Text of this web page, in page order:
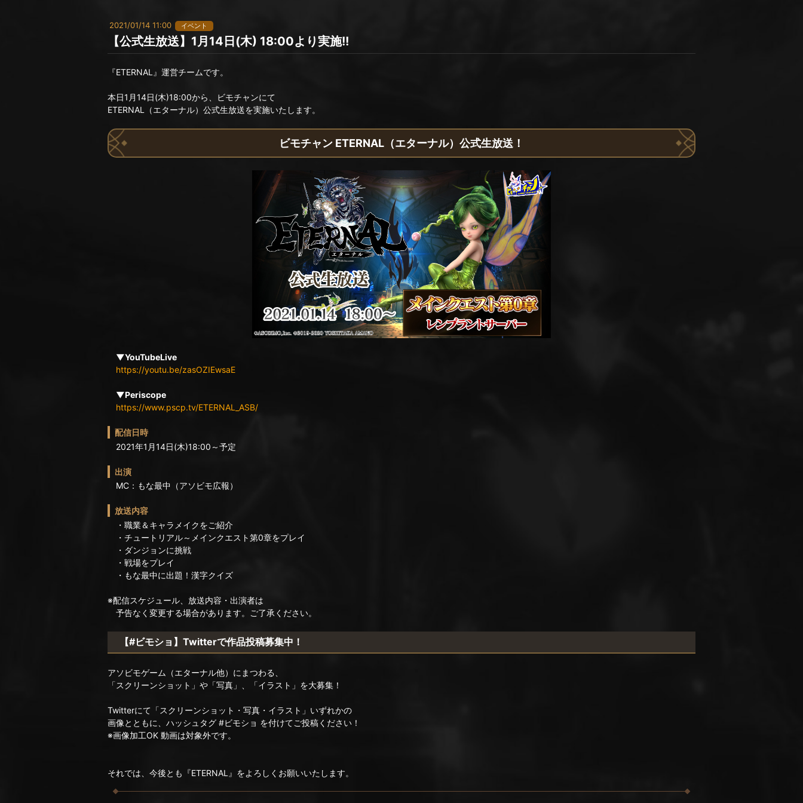
2021/01/14 11:00 イベント
【公式生放送】1月14日(木) 18:00より実施!!
『ETERNAL』運営チームです。
本日1月14日(木)18:00から、ビモチャンにて
ETERNAL（エターナル）公式生放送を実施いたします。
ビモチャン ETERNAL（エターナル）公式生放送！
▼YouTubeLive
https://youtu.be/zasOZIEwsaE
▼Periscope
https://www.pscp.tv/ETERNAL_ASB/
配信日時
2021年1月14日(木)18:00～予定
出演
MC：もな最中（アソビモ広報）
放送内容
・職業＆キャラメイクをご紹介
・チュートリアル～メインクエスト第0章をプレイ
・ダンジョンに挑戦
・戦場をプレイ
・もな最中に出題！漢字クイズ
※配信スケジュール、放送内容・出演者は
予告なく変更する場合があります。ご了承ください。
【#ビモショ】Twitterで作品投稿募集中！
アソビモゲーム（エターナル他）にまつわる、
「スクリーンショット」や「写真」、「イラスト」を大募集！
Twitterにて「スクリーンショット・写真・イラスト」いずれかの
画像とともに、ハッシュタグ #ビモショ を付けてご投稿ください！
※画像加工OK 動画は対象外です。
それでは、今後とも『ETERNAL』をよろしくお願いいたします。